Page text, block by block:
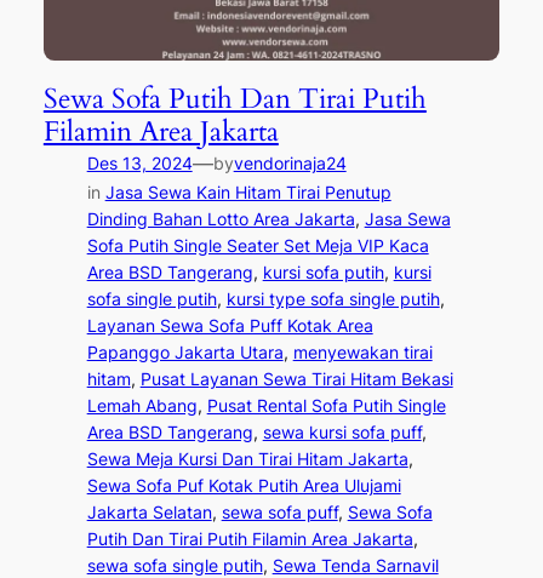
Sewa Sofa Putih Dan Tirai Putih
Filamin Area Jakarta
Des 13, 2024—byvendorinaja24
in Jasa Sewa Kain Hitam Tirai Penutup
Dinding Bahan Lotto Area Jakarta, Jasa Sewa
Sofa Putih Single Seater Set Meja VIP Kaca
Area BSD Tangerang, kursi sofa putih, kursi
sofa single putih, kursi type sofa single putih
Layanan Sewa Sofa Puff Kotak Area
Papanggo Jakarta Utara, menyewakan tirai
hitam, Pusat Layanan Sewa Tirai Hitam Bekasi
Lemah Abang, Pusat Rental Sofa Putih Single
Area BSD Tangerang, sewa kursi sofa puff
Sewa Meja Kursi Dan Tirai Hitam Jakarta
Sewa Sofa Puf Kotak Putih Area Ulujami
Jakarta Selatan, sewa sofa puff, Sewa Sofa
Putih Dan Tirai Putih Filamin Area Jakarta
sewa sofa single putih, Sewa Tenda Sarnavil